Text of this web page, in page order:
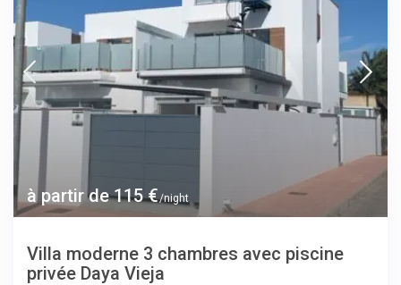
à partir de 115 €/night
Villa moderne 3 chambres avec piscine
privée Daya Vieja